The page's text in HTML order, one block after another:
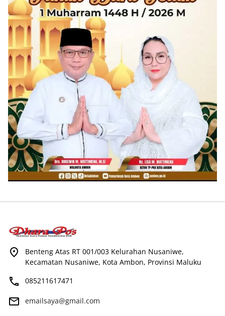
Benteng Atas RT 001/003 Kelurahan Nusaniwe,
Kecamatan Nusaniwe, Kota Ambon, Provinsi Maluku
085211617471
emailsaya@gmail.com